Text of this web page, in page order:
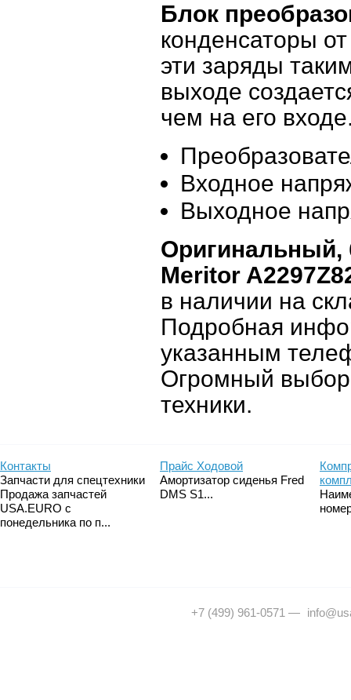
Блок
конденсаторы
эти заряды
выходе
чем на его
Входное
Выходное
Оригинальный,
Meritor
в наличии на
Подробная
указанным
Огромный выбор
техники.
Контакты
Запчасти для спецтехники
Продажа запчастей
USA.EURO с
понедельника по п...
Прайс Ходовой
Амортизатор сиденья Fred
DMS S1...
+7 (499) 961-0571 —